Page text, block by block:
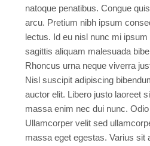
natoque penatibus. Congue
arcu. Pretium nibh ipsum
lectus. Id eu nisl nunc mi
sagittis aliquam malesuada
Rhoncus urna neque viverra
Nisl suscipit adipiscing
auctor elit. Libero justo laoreet
massa enim nec dui nunc.
Ullamcorper velit sed
massa eget egestas. Varius sit